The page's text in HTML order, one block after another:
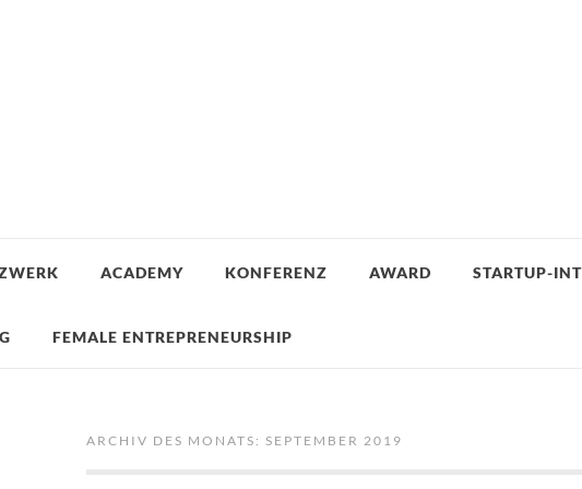
ACADEMY KONFERENZ AWARD STARTUP-
FEMALE ENTREPRENEURSHIP
ARCHIV DES MONATS: SEPTEMBER 2019